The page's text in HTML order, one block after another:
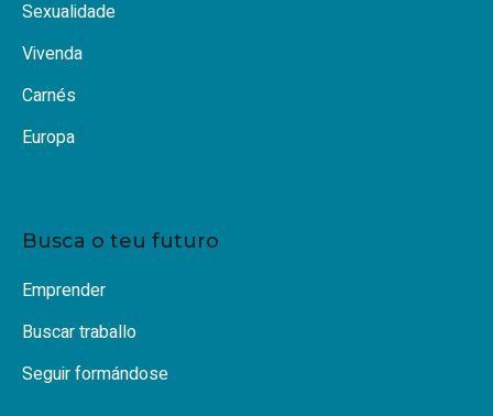
Sexualidade
Vivenda
Carnés
Europa
Busca o teu futuro
Emprender
Buscar traballo
Seguir formándose